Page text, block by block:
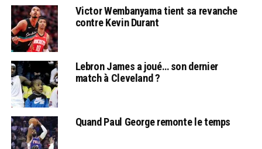
Victor Wembanyama tient sa revanche
contre Kevin Durant
Lebron James a joué… son dernier
match à Cleveland ?
Quand Paul George remonte le temps